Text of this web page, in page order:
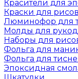
Красители для
Краски для
Люминофор для
Молды для
Наборы для
Фольга для
Фольга для
Эпоксидная